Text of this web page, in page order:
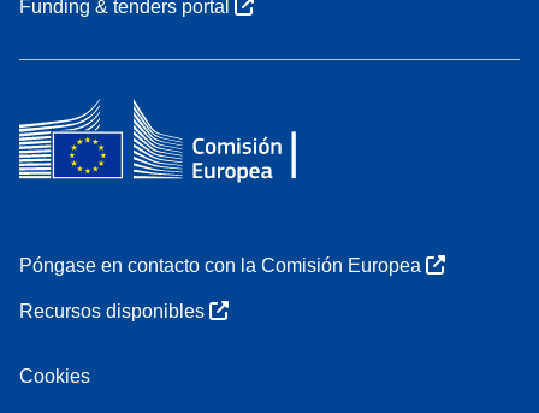
Funding & tenders portal
Póngase en contacto con la Comisión Europea
Recursos disponibles
Cookies